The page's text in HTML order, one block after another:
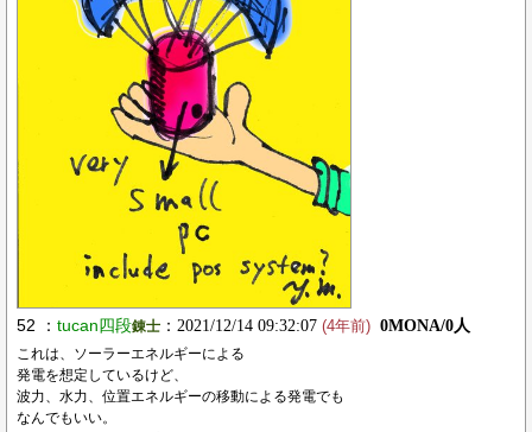
52 ： tucan四段錬士 ：2021/12/14 09:32:07 (4年前) 0MONA/0人
これは、ソーラーエネルギーによる
発電を想定しているけど、
波力、水力、位置エネルギーの移動による発電でも
なんでもいい。